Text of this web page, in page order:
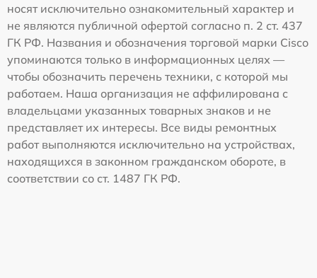
носят исключительно ознакомительный характер и
не являются публичной офертой согласно п. 2 ст. 437
ГК РФ. Названия и обозначения торговой марки Cisco
упоминаются только в информационных целях —
чтобы обозначить перечень техники, с которой мы
работаем. Наша организация не аффилирована с
владельцами указанных товарных знаков и не
представляет их интересы. Все виды ремонтных
работ выполняются исключительно на устройствах,
находящихся в законном гражданском обороте, в
соответствии со ст. 1487 ГК РФ.